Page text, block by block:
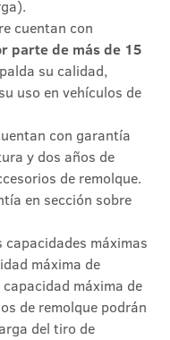
cuentan con
parte de más de 15
su calidad,
uso en vehículos de
con garantía
y dos años de
de remolque.
en sección sobre
capacidades máximas
máxima de
máxima de
de remolque podrán
del tiro de